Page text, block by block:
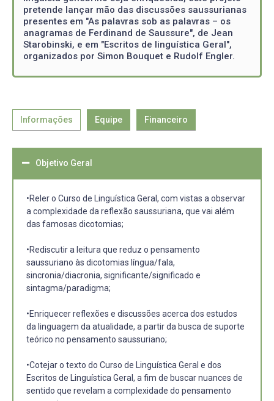
pretende lançar mão das discussões saussurianas
presentes em "As palavras sob as palavras – os
anagramas de Ferdinand de Saussure", de Jean
Starobinski, e em "Escritos de linguística Geral",
organizados por Simon Bouquet e Rudolf Engler.
Informações Equipe Financeiro
Objetivo Geral
•Reler o Curso de Linguística Geral, com vistas a observar
a complexidade da reflexão saussuriana, que vai além
das famosas dicotomias;
•Rediscutir a leitura que reduz o pensamento
saussuriano às dicotomias língua/fala,
sincronia/diacronia, significante/significado e
sintagma/paradigma;
•Enriquecer reflexões e discussões acerca dos estudos
da linguagem da atualidade, a partir da busca de suporte
teórico no pensamento saussuriano;
•Cotejar o texto do Curso de Linguística Geral e dos
Escritos de Linguística Geral, a fim de buscar nuances de
sentido que revelam a complexidade do pensamento